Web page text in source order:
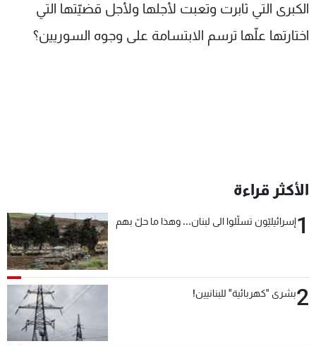
الكبرى التي ثابرت وتعبت لأجلها ولأجل قضيّتها التي
اختارتها علّها ترسم الابتسامة على وجوه السوريين؟
الأكثر قراءة
1إسرائيليّون تسلّلوا الى لبنان... وهذا ما حلّ بهم
2بشرى "كهربائية" للبنانيين!